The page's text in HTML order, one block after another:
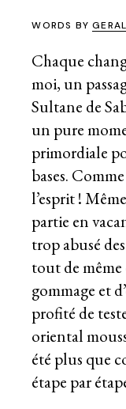
WORDS BY
Chaque
moi, un
Sultane de
un pure
primordiale
bases.
l’esprit !
partie en
trop abusé
tout de même
gommage et
profité de
oriental
été plus que
étape par